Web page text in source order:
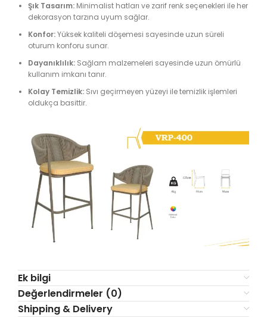
Şık Tasarım: Minimalist hatları ve zarif renk seçenekleri ile her
dekorasyon tarzına uyum sağlar.
Konfor:Yüksek kaliteli döşemesi sayesinde uzun süreli
oturum konforu sunar.
Dayanıklılık: Sağlam malzemeleri sayesinde uzun ömürlü
kullanım imkanı tanır.
Kolay Temizlik: Sıvı geçirmeyen yüzeyi ile temizlik işlemleri
oldukça basittir.
Ek bilgi
Değerlendirmeler (0)
Shipping & Delivery